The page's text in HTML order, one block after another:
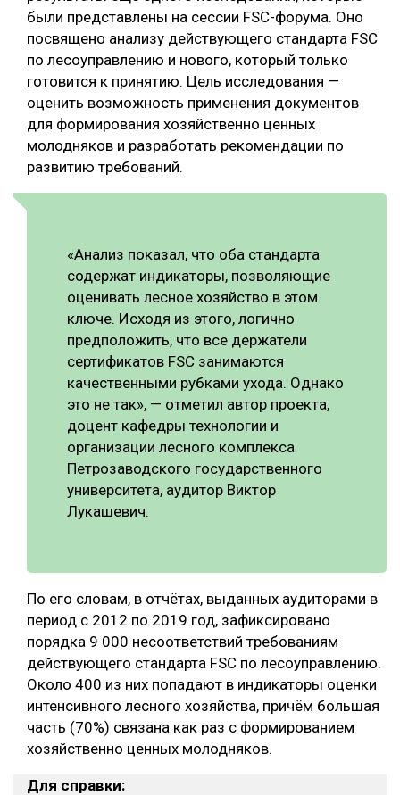
были представлены на сессии FSC-форума. Оно
посвящено анализу действующего стандарта FSC
по лесоуправлению и нового, который только
готовится к принятию. Цель исследования —
оценить возможность применения документов
для формирования хозяйственно ценных
молодняков и разработать рекомендации по
развитию требований.
«Анализ показал, что оба стандарта
содержат индикаторы, позволяющие
оценивать лесное хозяйство в этом
ключе. Исходя из этого, логично
предположить, что все держатели
сертификатов FSC занимаются
качественными рубками ухода. Однако
это не так», — отметил автор проекта,
доцент кафедры технологии и
организации лесного комплекса
Петрозаводского государственного
университета, аудитор Виктор
Лукашевич.
По его словам, в отчётах, выданных аудиторами в
период с 2012 по 2019 год, зафиксировано
порядка 9 000 несоответствий требованиям
действующего стандарта FSC по лесоуправлению.
Около 400 из них попадают в индикаторы оценки
интенсивного лесного хозяйства, причём большая
часть (70%) связана как раз с формированием
хозяйственно ценных молодняков.
Для справки: